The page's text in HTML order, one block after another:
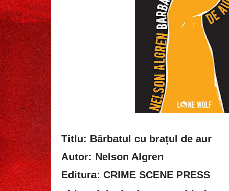
Titlu: Bărbatul cu brațul de aur
Autor: Nelson Algren
Editura: CRIME SCENE PRESS